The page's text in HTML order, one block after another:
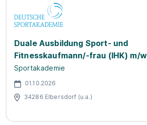
Duale Ausbildung Sport- und
Fitnesskaufmann/-frau (IHK) m/
Sportakademie
01.10.2026
34286 Elbersdorf (u.a.)